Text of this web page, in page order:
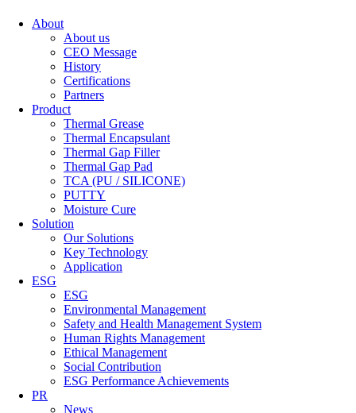
About
About us
CEO Message
History
Certifications
Partners
Product
Thermal Grease
Thermal Encapsulant
Thermal Gap Filler
Thermal Gap Pad
TCA (PU / SILICONE)
PUTTY
Moisture Cure
Solution
Our Solutions
Key Technology
Application
ESG
ESG
Environmental Management
Safety and Health Management System
Human Rights Management
Ethical Management
Social Contribution
ESG Performance Achievements
PR
News